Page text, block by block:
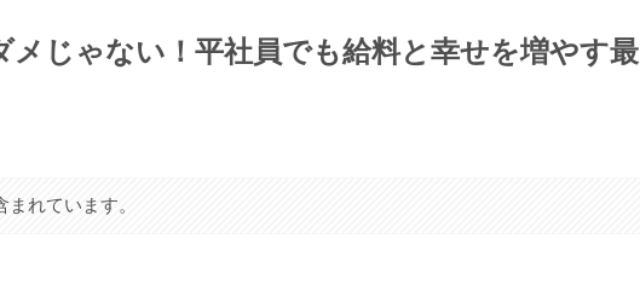
メじゃない！平社員でも給料と幸せを増やす最
れています。